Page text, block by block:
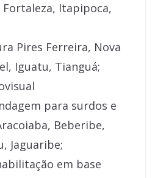
Fortaleza, Itapipoca,
Pires Ferreira, Nova
Iguatu, Tianguá;
para surdos e
Beberibe,
Jaguaribe;
em base